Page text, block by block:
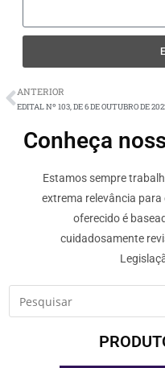
ANTERIOR
EDITAL Nº 103, DE 6 DE OUTUBRO DE
Conheça
Estamos sempre
extrema relevância
oferecido é
cuidadosamente